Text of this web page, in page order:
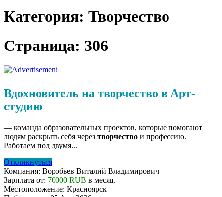
Категория: Творчество
Страница: 306
Вдохновитель на творчество в Арт-
студию
— команда образовательных проектов, которые помогают
людям раскрыть себя через творчество и профессию.
Работаем под двумя...
Откликнуться
Компания: Воробьев Виталий Владимирович
Зарплата от: 70000 RUB в месяц.
Местоположение: Красноярск